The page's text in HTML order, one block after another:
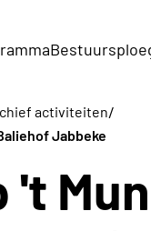
activiteiten/
Jabbeke
't